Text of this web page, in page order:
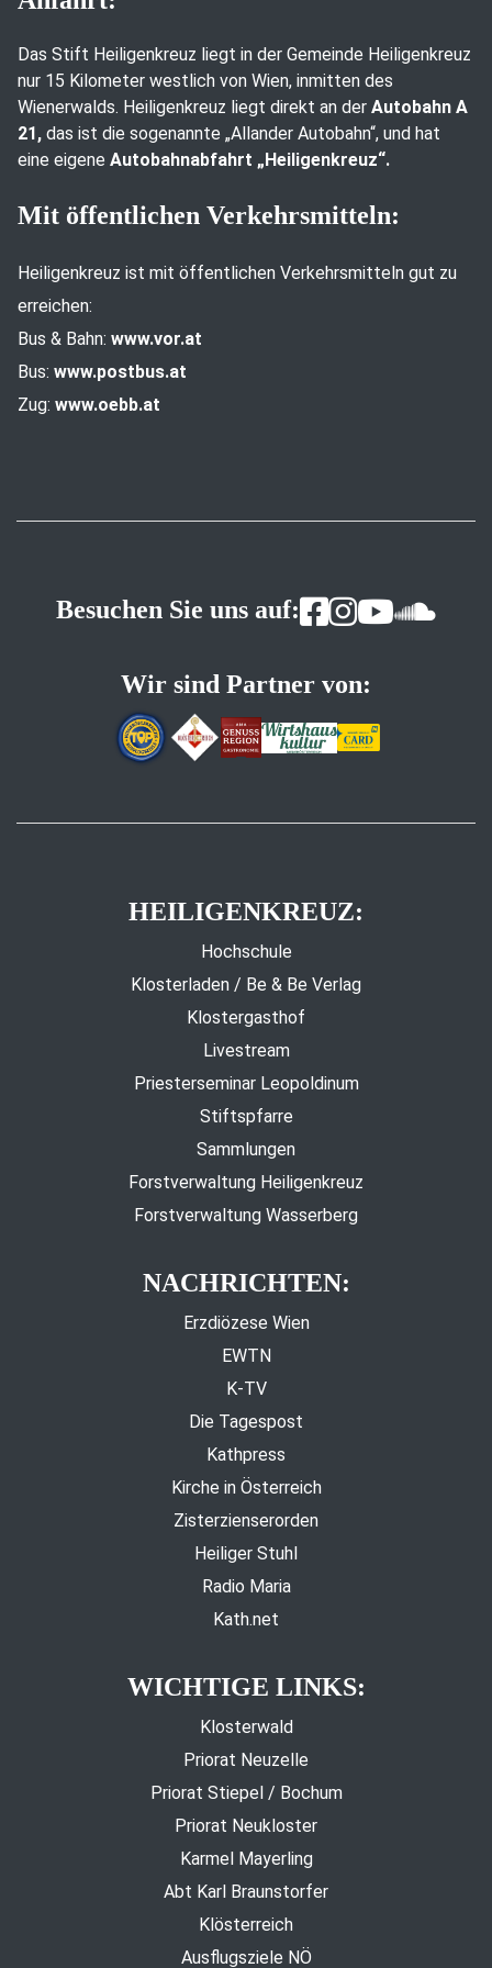
Das Stift Heiligenkreuz liegt in der Gemeinde Heiligenkreuz
nur 15 Kilometer westlich von Wien, inmitten des
Wienerwalds. Heiligenkreuz liegt direkt an der Autobahn A
21, das ist die sogenannte „Allander Autobahn“, und hat
eine eigene Autobahnabfahrt „Heiligenkreuz“.
Mit öffentlichen Verkehrsmitteln:
Heiligenkreuz ist mit öffentlichen Verkehrsmitteln gut zu
erreichen:
Bus & Bahn: www.vor.at
Bus: www.postbus.at
Zug: www.oebb.at
Besuchen Sie uns auf:
Wir sind Partner von:
HEILIGENKREUZ:
Hochschule
Klosterladen / Be & Be Verlag
Klostergasthof
Livestream
Priesterseminar Leopoldinum
Stiftspfarre
Sammlungen
Forstverwaltung Heiligenkreuz
Forstverwaltung Wasserberg
NACHRICHTEN:
Erzdiözese Wien
EWTN
K-TV
Die Tagespost
Kathpress
Kirche in Österreich
Zisterzienserorden
Heiliger Stuhl
Radio Maria
Kath.net
WICHTIGE LINKS:
Klosterwald
Priorat Neuzelle
Priorat Stiepel / Bochum
Priorat Neukloster
Karmel Mayerling
Abt Karl Braunstorfer
Klösterreich
Ausflugsziele NÖ